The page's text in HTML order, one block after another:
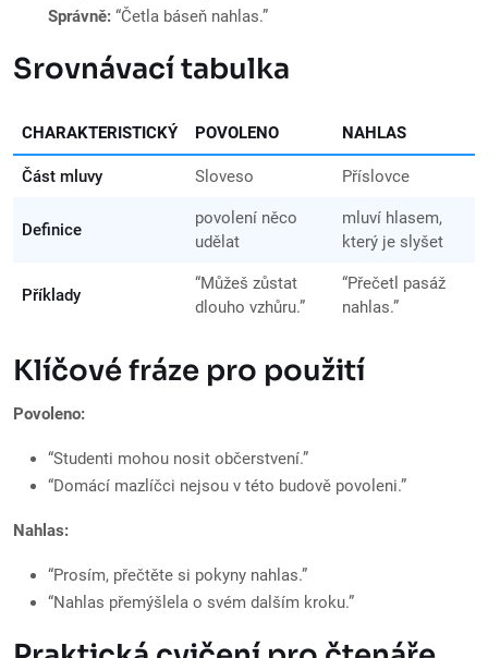
Správně: “Četla báseň nahlas.”
Srovnávací tabulka
CHARAKTERISTICKÝ POVOLENO NAHLAS
Část mluvy Sloveso Příslovce
Definice
povolení něco
udělat
mluví hlasem,
který je slyšet
Příklady
“Můžeš zůstat
dlouho vzhůru.”
“Přečetl pasáž
nahlas.”
Klíčové fráze pro použití
Povoleno:
“Studenti mohou nosit občerstvení.”
“Domácí mazlíčci nejsou v této budově povoleni.”
Nahlas:
“Prosím, přečtěte si pokyny nahlas.”
“Nahlas přemýšlela o svém dalším kroku.”